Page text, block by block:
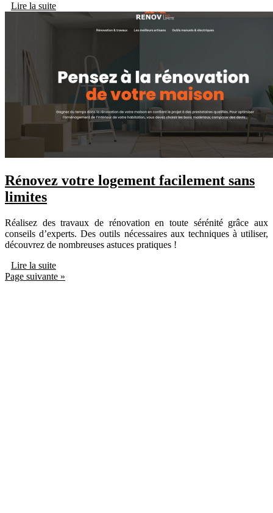
Lire la suite
Rénovez votre logement facilement sans
limites
Réalisez des travaux de rénovation en toute sérénité grâce aux
conseils d’experts. Des outils nécessaires aux techniques à utiliser,
découvrez de nombreuses astuces pratiques !
Lire la suite
Page suivante »